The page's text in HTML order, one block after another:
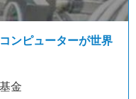
ンピューターが世界
金